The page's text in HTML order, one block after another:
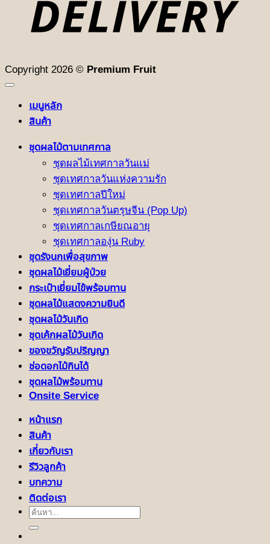
Copyright 2026 © Premium Fruit
เมนูหลัก
สินค้า
ชุดผลไม้ตามเทศกาล
ชุดผลไม้เทศกาลวันแม่
ชุดเทศกาลวันแห่งความรัก
ชุดเทศกาลปีใหม่
ชุดเทศกาลวันตรุษจีน (Pop Up)
ชุดเทศกาลเกษียณอายุ
ชุดเทศกาลองุ่น Ruby
ชุดรังนกเพื่อสุขภาพ
ชุดผลไม้เยี่ยมผู้ป่วย
กระเป๋าเยี่ยมไข้พร้อมทาน
ชุดผลไม้แสดงความยินดี
ชุดผลไม้วันเกิด
ชุดเค้กผลไม้วันเกิด
ของขวัญรับปริญญา
ช่อดอกไม้กินได้
ชุดผลไม้พร้อมทาน
Onsite Service
หน้าแรก
สินค้า
เกี่ยวกับเรา
รีวิวลูกค้า
บทความ
ติดต่อเรา
ค้นหา: